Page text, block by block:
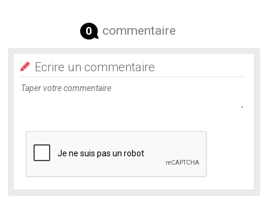
0 commentaire
Ecrire un commentaire